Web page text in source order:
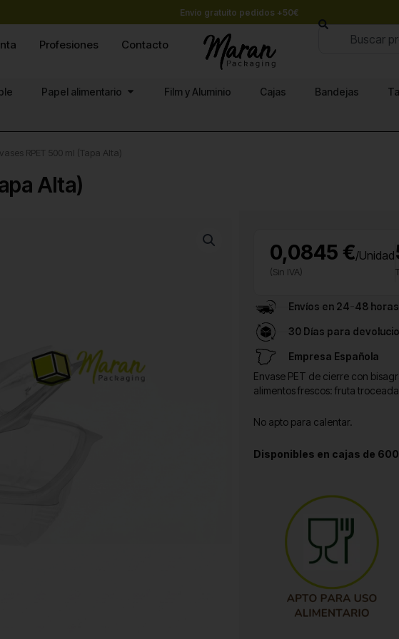
Envío gratuito pedidos +50€
Profesiones Contacto
Buscar
Papel alimentario Abrir Papel alimentario
Film y Aluminio Cajas Bandejas
RPET 500 ml (Tapa Alta)
Alta)
0,0845 €/Unidad
(Sin IVA)
Envíos en 24-48 horas
30 Días para
Empresa Española
Envase PET de cierre con
alimentos frescos: fruta
No apto para calentar.
Disponibles en cajas de